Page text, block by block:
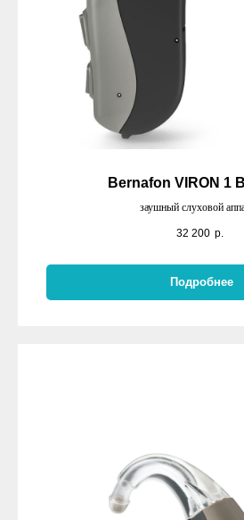
Bernafon VIRON 1
заушный слуховой
32 200 р.
Подробнее